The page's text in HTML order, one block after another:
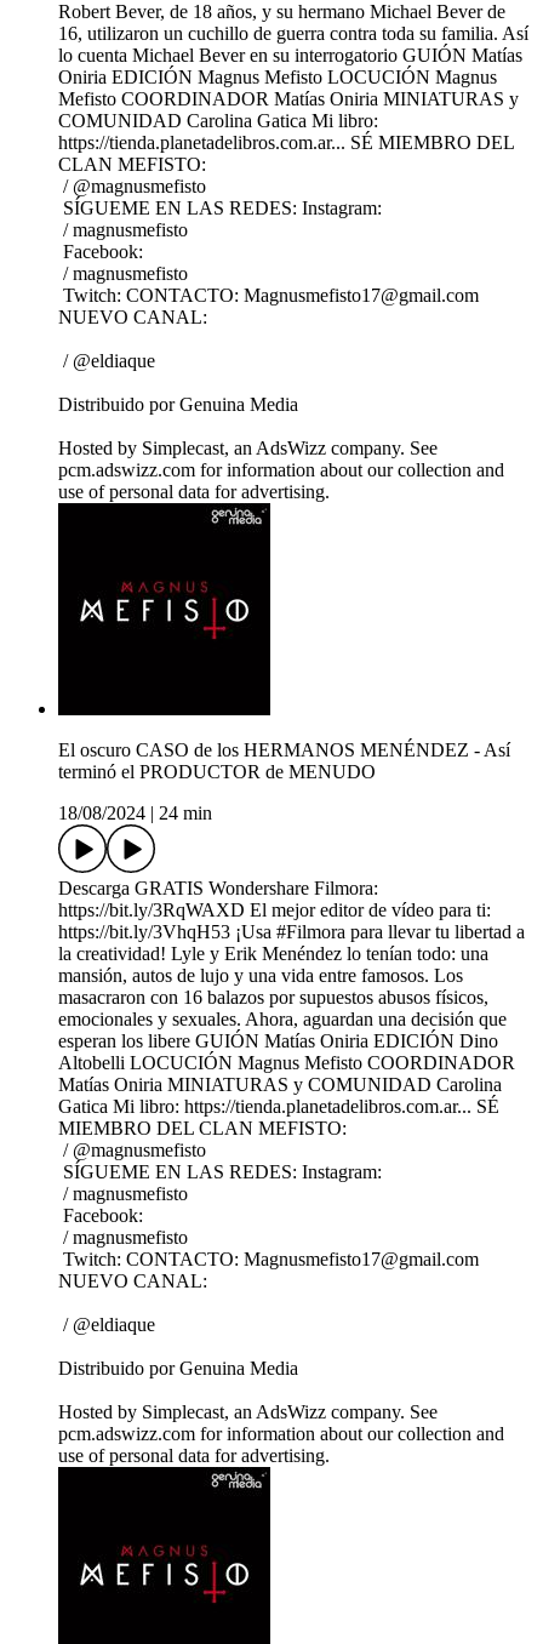
Robert Bever, de 18 años, y su hermano Michael Bever de
16, utilizaron un cuchillo de guerra contra toda su familia. Así
lo cuenta Michael Bever en su interrogatorio GUIÓN Matías
Oniria EDICIÓN Magnus Mefisto LOCUCIÓN Magnus
Mefisto COORDINADOR Matías Oniria MINIATURAS y
COMUNIDAD Carolina Gatica Mi libro:
https://tienda.planetadelibros.com.ar... SÉ MIEMBRO DEL
CLAN MEFISTO:
/ @magnusmefisto
SÍGUEME EN LAS REDES: Instagram:
/ magnusmefisto
Facebook:
/ magnusmefisto
Twitch: CONTACTO: Magnusmefisto17@gmail.com
NUEVO CANAL:
/ @eldiaque
Distribuido por Genuina Media
Hosted by Simplecast, an AdsWizz company. See
pcm.adswizz.com for information about our collection and
use of personal data for advertising.
El oscuro CASO de los HERMANOS MENÉNDEZ - Así
terminó el PRODUCTOR de MENUDO
18/08/2024
24 min
Descarga GRATIS Wondershare Filmora:
https://bit.ly/3RqWAXD El mejor editor de vídeo para ti:
https://bit.ly/3VhqH53 ¡Usa #Filmora para llevar tu libertad a
la creatividad! Lyle y Erik Menéndez lo tenían todo: una
mansión, autos de lujo y una vida entre famosos. Los
masacraron con 16 balazos por supuestos abusos físicos,
emocionales y sexuales. Ahora, aguardan una decisión que
esperan los libere GUIÓN Matías Oniria EDICIÓN Dino
Altobelli LOCUCIÓN Magnus Mefisto COORDINADOR
Matías Oniria MINIATURAS y COMUNIDAD Carolina
Gatica Mi libro: https://tienda.planetadelibros.com.ar... SÉ
MIEMBRO DEL CLAN MEFISTO:
/ @magnusmefisto
SÍGUEME EN LAS REDES: Instagram:
/ magnusmefisto
Facebook:
/ magnusmefisto
Twitch: CONTACTO: Magnusmefisto17@gmail.com
NUEVO CANAL:
/ @eldiaque
Distribuido por Genuina Media
Hosted by Simplecast, an AdsWizz company. See
pcm.adswizz.com for information about our collection and
use of personal data for advertising.